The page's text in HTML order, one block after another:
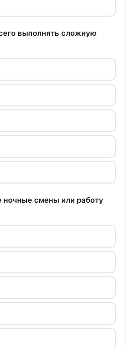
выполнять сложную
ночные смены или работу